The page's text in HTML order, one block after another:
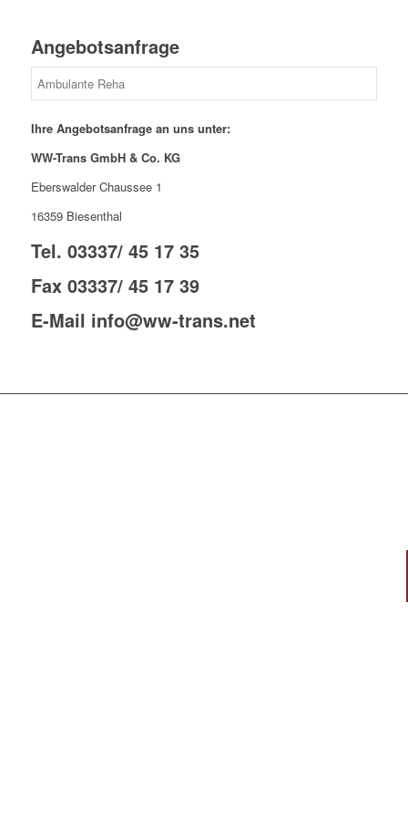
Angebotsanfrage
Ihre Angebotsanfrage an uns unter:
WW-Trans GmbH & Co. KG
Eberswalder Chaussee 1
16359 Biesenthal
Tel. 03337/ 45 17 35
Fax 03337/ 45 17 39
E-Mail info@ww-trans.net